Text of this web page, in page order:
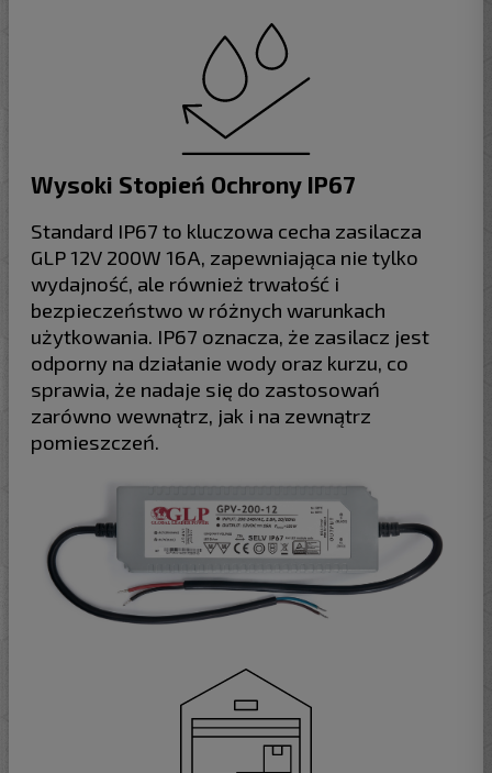
Wysoki Stopień Ochrony IP67
Standard IP67 to kluczowa cecha zasilacza
GLP 12V 200W 16A, zapewniająca nie tylko
wydajność, ale również trwałość i
bezpieczeństwo w różnych warunkach
użytkowania. IP67 oznacza, że zasilacz jest
odporny na działanie wody oraz kurzu, co
sprawia, że nadaje się do zastosowań
zarówno wewnątrz, jak i na zewnątrz
pomieszczeń.